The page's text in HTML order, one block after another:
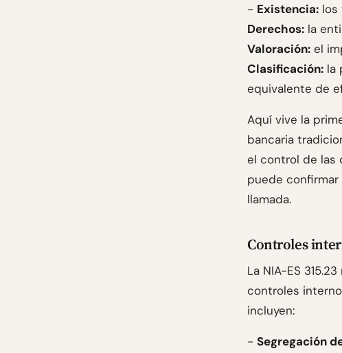
- Existencia: los
Derechos: la
Valoración: el
Clasificación: la
equivalente de
Aquí vive la
bancaria
el control de las
puede confirmar
llamada.
Controles
La NIA-ES
controles
incluyen:
- Segregación